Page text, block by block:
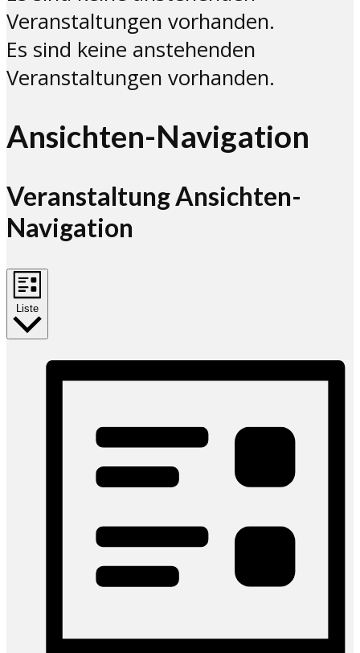
Veranstaltungen vorhanden.
Es sind keine anstehenden
Veranstaltungen vorhanden.
Ansichten-Navigation
Veranstaltung Ansichten-
Navigation
Liste